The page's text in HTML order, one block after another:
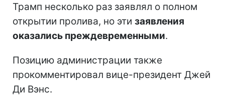
Трамп несколько раз заявлял о полном
открытии пролива, но эти заявления
оказались преждевременными.
Позицию администрации также
прокомментировал вице-президент Джей
Ди Вэнс.